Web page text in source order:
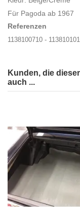
Für Pagoda ab 1967
Referenzen
1138100710 -
Kunden, die
auch ...